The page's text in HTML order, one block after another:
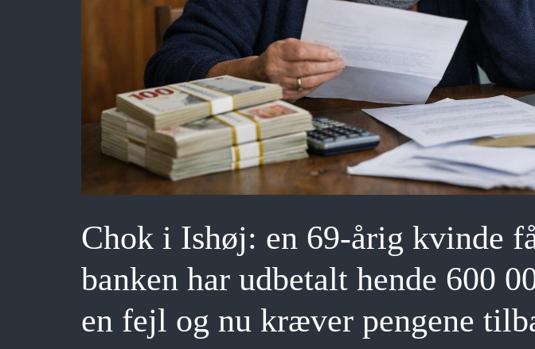
Chok i Ishøj: en 69-årig kvinde
banken har udbetalt hende 600
en fejl og nu kræver pengene